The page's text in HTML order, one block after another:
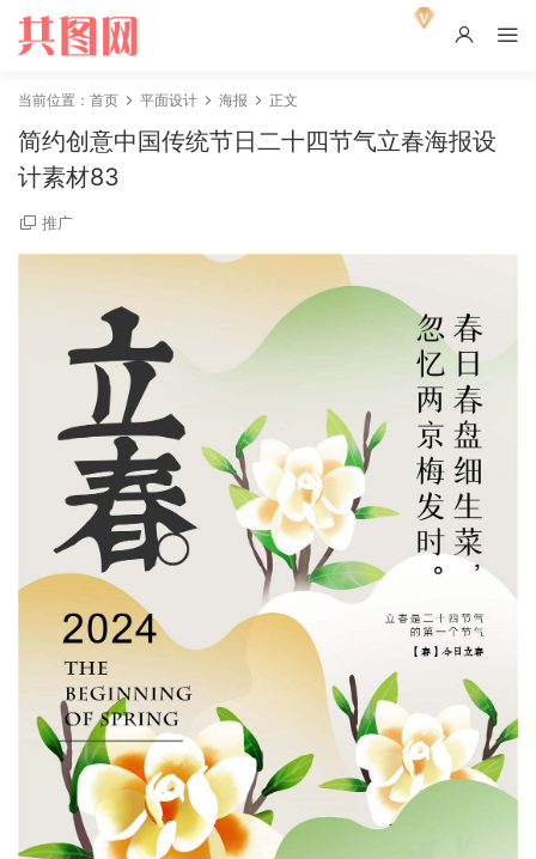
当前位置： 首页 平面设计 海报 正文
简约创意中国传统节日二十四节气立春海报设
计素材83
推广